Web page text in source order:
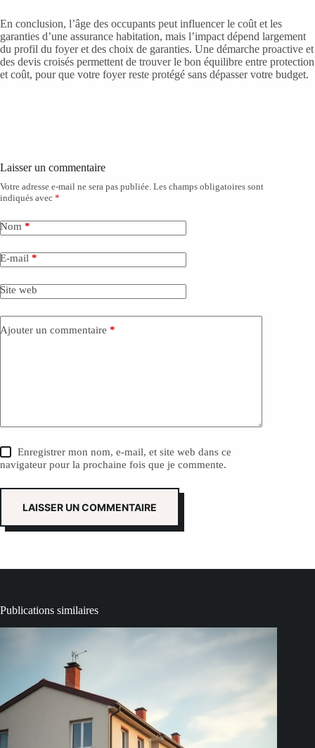
En conclusion, l’âge des occupants peut influencer le coût et les
garanties d’une assurance habitation, mais l’impact dépend largement
du profil du foyer et des choix de garanties. Une démarche proactive et
des devis croisés permettent de trouver le bon équilibre entre protection
et coût, pour que votre foyer reste protégé sans dépasser votre budget.
Laisser un commentaire
Votre adresse e-mail ne sera pas publiée. Les champs obligatoires sont
indiqués avec *
Nom *
E-mail *
Site web
Ajouter un commentaire *
Enregistrer mon nom, e-mail, et site web dans ce
navigateur pour la prochaine fois que je commente.
LAISSER UN COMMENTAIRE
A
l
e
r
n
a
i
v
e
:
Publications similaires